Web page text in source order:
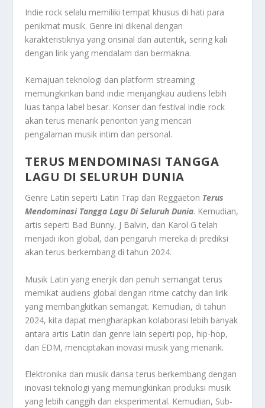
Indie rock selalu memiliki tempat khusus di hati para
penikmat musik. Genre ini dikenal dengan
karakteristiknya yang orisinal dan autentik, sering kali
dengan lirik yang mendalam dan bermakna.
Kemajuan teknologi dan platform streaming
memungkinkan band indie menjangkau audiens lebih
luas tanpa label besar. Konser dan festival indie rock
akan terus menarik penonton yang mencari
pengalaman musik intim dan personal.
TERUS MENDOMINASI TANGGA
LAGU DI SELURUH DUNIA
Genre Latin seperti Latin Trap dan Reggaeton Terus
Mendominasi Tangga Lagu Di Seluruh Dunia. Kemudian,
artis seperti Bad Bunny, J Balvin, dan Karol G telah
menjadi ikon global, dan pengaruh mereka di prediksi
akan terus berkembang di tahun 2024.
Musik Latin yang enerjik dan penuh semangat terus
memikat audiens global dengan ritme catchy dan lirik
yang membangkitkan semangat. Kemudian, di tahun
2024, kita dapat mengharapkan kolaborasi lebih banyak
antara artis Latin dan genre lain seperti pop, hip-hop,
dan EDM, menciptakan inovasi musik yang menarik.
Elektronika dan musik dansa terus berkembang dengan
inovasi teknologi yang memungkinkan produksi musik
yang lebih canggih dan eksperimental. Kemudian, Sub-